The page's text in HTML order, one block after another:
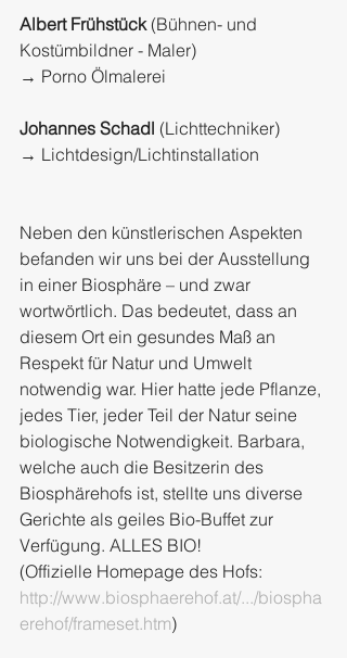
Albert Frühstück (Bühnen- und
Kostümbildner - Maler)
→ Porno Ölmalerei
Johannes Schadl (Lichttechniker)
→ Lichtdesign/Lichtinstallation
Neben den künstlerischen Aspekten
befanden wir uns bei der Ausstellung
in einer Biosphäre – und zwar
wortwörtlich. Das bedeutet, dass an
diesem Ort ein gesundes Maß an
Respekt für Natur und Umwelt
notwendig war. Hier hatte jede Pflanze,
jedes Tier, jeder Teil der Natur seine
biologische Notwendigkeit. Barbara,
welche auch die Besitzerin des
Biosphärehofs ist, stellte uns diverse
Gerichte als geiles Bio-Buffet zur
Verfügung. ALLES BIO!
(Offizielle Homepage des Hofs:
http://www.biosphaerehof.at/.../biospha
erehof/frameset.htm)